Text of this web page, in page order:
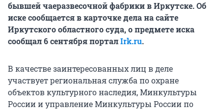
бывшей чаеразвесочной фабрики в Иркутске. Об
иске сообщается в карточке дела на сайте
Иркутского областного суда, о предмете иска
сообщал 6 сентября порталIrk.ru.
В качестве заинтересованных лиц в деле
участвует региональная служба по охране
объектов культурного наследия, Минкультуры
России и управление Минкультуры России по